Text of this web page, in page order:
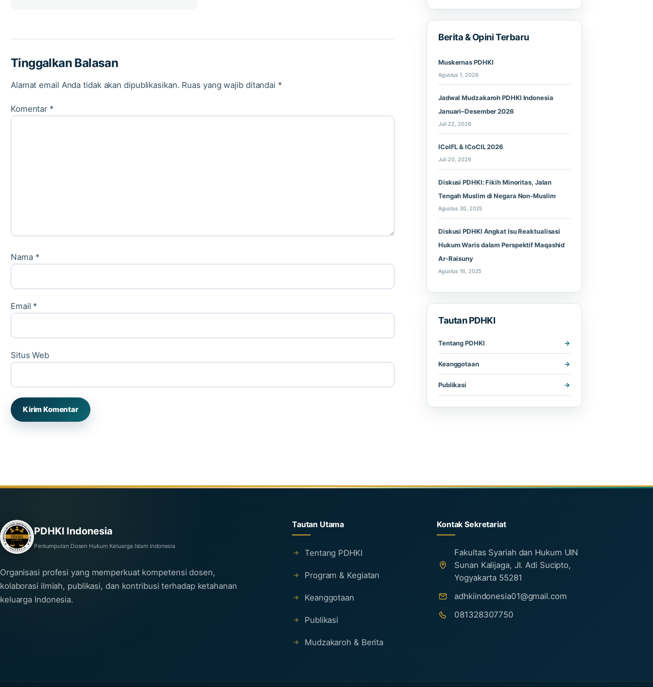
Tinggalkan Balasan
Alamat email Anda tidak akan dipublikasikan. Ruas yang wajib ditandai *
Komentar *
Nama *
Email *
Situs Web
Berita & Opini Terbaru
Muskernas PDHKI
Agustus 1, 2026
Jadwal Mudzakaroh PDHKI Indonesia
Januari–Desember 2026
Juli 22, 2026
ICoIFL & ICoCIL 2026
Juli 20, 2026
Diskusi PDHKI: Fikih Minoritas, Jalan
Tengah Muslim di Negara Non-Muslim
Agustus 30, 2025
Diskusi PDHKI Angkat Isu Reaktualisasi
Hukum Waris dalam Perspektif Maqashid
Ar-Raisuny
Agustus 16, 2025
Tautan PDHKI
Tentang PDHKI
Keanggotaan
Publikasi
PDHKI Indonesia
Perkumpulan Dosen Hukum Keluarga Islam Indonesia
Organisasi profesi yang memperkuat kompetensi dosen,
kolaborasi ilmiah, publikasi, dan kontribusi terhadap ketahanan
keluarga Indonesia.
Tautan Utama
Tentang PDHKI
Program & Kegiatan
Keanggotaan
Publikasi
Mudzakaroh & Berita
Kontak Sekretariat
Fakultas Syariah dan Hukum UIN
Sunan Kalijaga, Jl. Adi Sucipto,
Yogyakarta 55281
adhkiindonesia01@gmail.com
081328307750